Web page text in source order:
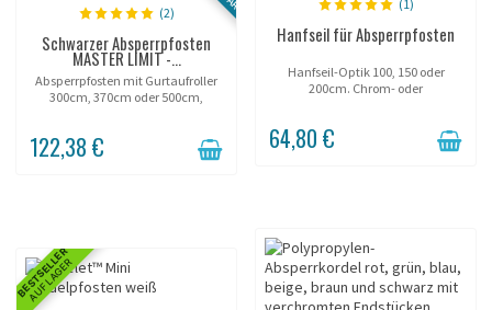
(2)
Schwarzer Absperrpfosten
MASTER LIMIT -...
Absperrpfosten mit Gurtaufroller
300cm, 370cm oder 500cm,
122,38 €
(1)
Hanfseil für Absperrpfosten
Hanfseil-Optik 100, 150 oder
200cm. Chrom- oder
64,80 €
BESTSELLER
AUF LAGER